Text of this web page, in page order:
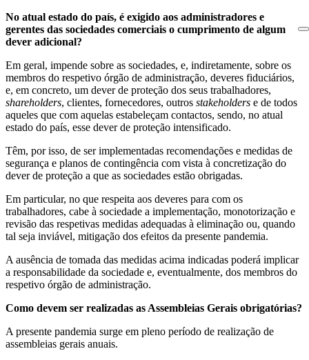
No atual estado do país, é exigido aos administradores e
gerentes das sociedades comerciais o cumprimento de algum
dever adicional?
Em geral, impende sobre as sociedades, e, indiretamente, sobre os
membros do respetivo órgão de administração, deveres fiduciários,
e, em concreto, um dever de proteção dos seus trabalhadores,
shareholders, clientes, fornecedores, outros stakeholders e de todos
aqueles que com aquelas estabeleçam contactos, sendo, no atual
estado do país, esse dever de proteção intensificado.
Têm, por isso, de ser implementadas recomendações e medidas de
segurança e planos de contingência com vista à concretização do
dever de proteção a que as sociedades estão obrigadas.
Em particular, no que respeita aos deveres para com os
trabalhadores, cabe à sociedade a implementação, monotorização e
revisão das respetivas medidas adequadas à eliminação ou, quando
tal seja inviável, mitigação dos efeitos da presente pandemia.
A ausência de tomada das medidas acima indicadas poderá implicar
a responsabilidade da sociedade e, eventualmente, dos membros do
respetivo órgão de administração.
Como devem ser realizadas as Assembleias Gerais obrigatórias?
A presente pandemia surge em pleno período de realização de
assembleias gerais anuais.